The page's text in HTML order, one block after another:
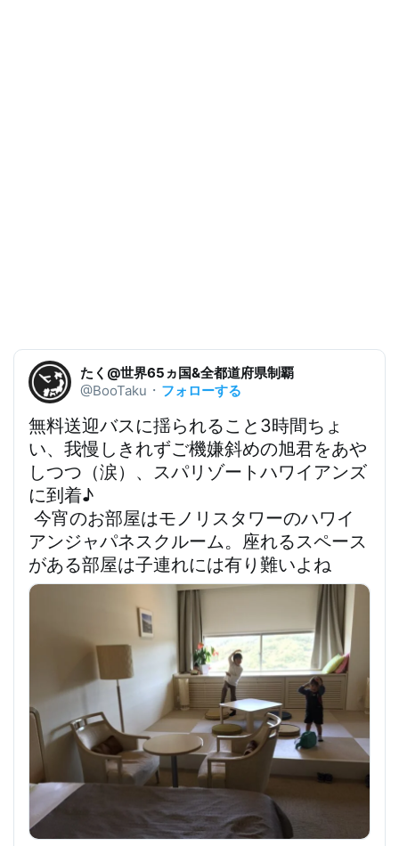
たく@世界65ヵ国&全都道府県制覇
@BooTaku ・ フォローする
無料送迎バスに揺られること3時間ちょ
い、我慢しきれずご機嫌斜めの旭君をあや
しつつ（涙）、
スパリゾートハワイアンズ
に到着♪
今宵のお部屋はモノリスタワーのハワイ
アンジャパネスクルーム。座れるスペース
がある部屋は子連れには有り難いよね